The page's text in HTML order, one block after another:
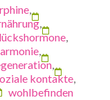
,
,
,
,
,
kontakte,
wohlbefinden